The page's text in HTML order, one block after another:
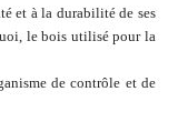
et à la durabilité de ses
le bois utilisé pour la
de contrôle et de